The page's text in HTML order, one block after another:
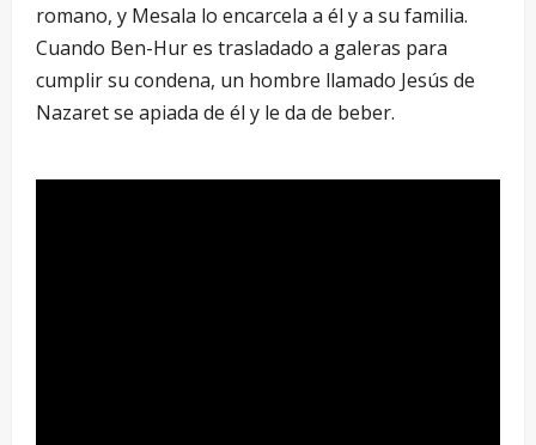
romano, y Mesala lo encarcela a él y a su familia.
Cuando Ben-Hur es trasladado a galeras para
cumplir su condena, un hombre llamado Jesús de
Nazaret se apiada de él y le da de beber.